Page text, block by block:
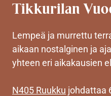
Tikkurilan
Lempeä ja murrettu
aikaan nostalginen ja
yhteen eri aikakausien
N405 Ruukku johdattaa